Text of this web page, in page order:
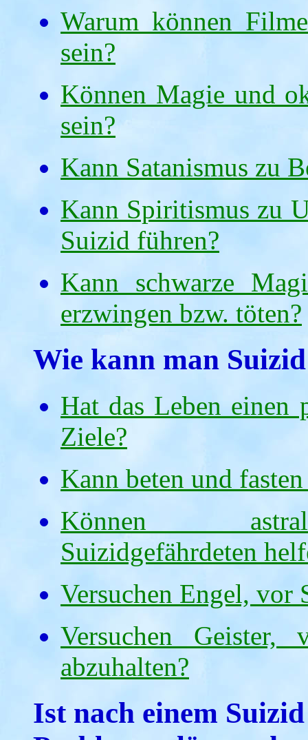
Warum können
sein?
Können Magie und
sein?
Kann Satanismus zu
Kann Spiritismus zu
Suizid führen?
Kann schwarze
erzwingen bzw. töten?
Wie kann man
Hat das Leben einen
Ziele?
Kann beten und
Können
Suizidgefährdeten
Versuchen Engel, vor
Versuchen
abzuhalten?
Ist nach einem